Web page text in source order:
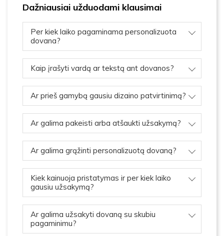
Dažniausiai užduodami klausimai
Per kiek laiko pagaminama personalizuota
dovana?
Kaip įrašyti vardą ar tekstą ant dovanos?
Ar prieš gamybą gausiu dizaino patvirtinimą?
Ar galima pakeisti arba atšaukti užsakymą?
Ar galima grąžinti personalizuotą dovaną?
Kiek kainuoja pristatymas ir per kiek laiko
gausiu užsakymą?
Ar galima užsakyti dovaną su skubiu
pagaminimu?